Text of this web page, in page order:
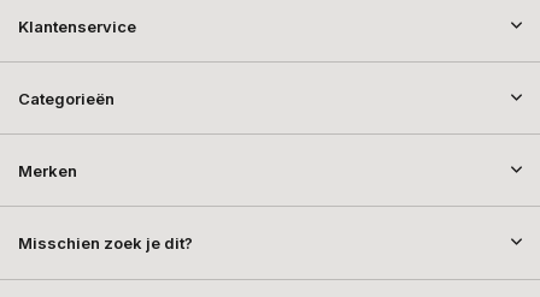
Klantenservice
Categorieën
Merken
Misschien zoek je dit?